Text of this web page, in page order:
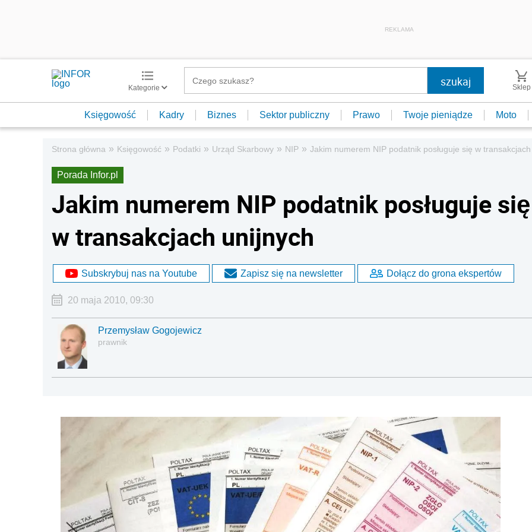
REKLAMA
Kategorie Sklep
Księgowość Kadry Biznes Sektor publiczny Prawo Twoje pieniądze Moto
Strona główna » Księgowość » Podatki » Urząd Skarbowy » NIP » Jakim numerem NIP podatnik posługuje się w
Porada Infor.pl
Jakim numerem NIP podatnik posługuje się
w transakcjach unijnych
Subskrybuj nas na Youtube Zapisz się na newsletter Dołącz do grona ekspertów
20 maja 2010, 09:30
Przemysław Gogojewicz
prawnik